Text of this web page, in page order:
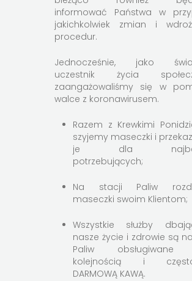
informować Państwa w
jakichkolwiek zmian i
procedur.
Jednocześnie, jako
uczestnik życia
zaangażowaliśmy się w
walce z koronawirusem.
Razem z Krewkimi
szyjemy maseczki i
je dla
potrzebujących;
Na stacji Paliw
maseczki swoim Klientom;
Wszystkie służby
nasze życie i zdrowie są
Paliw obsługiwane
kolejnością i
DARMOWĄ KAWĄ.